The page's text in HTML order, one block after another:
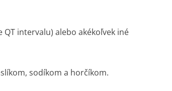
intervalu) alebo akékoľvek iné
sodíkom a horčíkom.